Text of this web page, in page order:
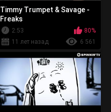
Timmy Trumpet & Savage -
Freaks
2:53
80%
11 лет назад
6 561